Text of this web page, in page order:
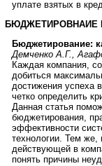
уплате взятых в
БЮДЖЕТИРОВНАИЕ
Бюджетирование:
Демченко А.Г.,
Каждая компания,
добиться
достижения успеха
четко определить
Данная статья
бюджетирования,
эффективности
технологии. Тем же,
действующей в
понять причины